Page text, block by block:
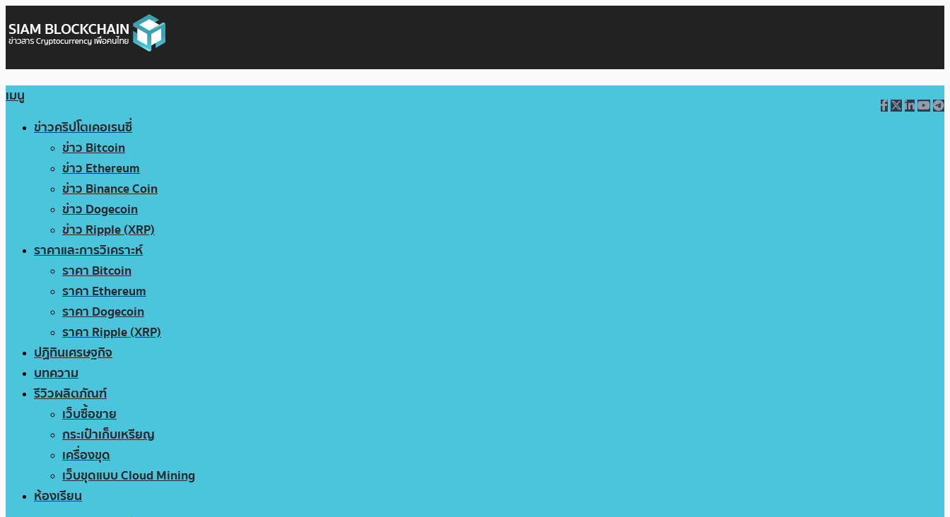
เมนู
ข่าวคริปโตเคอเรนซี่
ข่าว Bitcoin
ข่าว Ethereum
ข่าว Binance Coin
ข่าว Dogecoin
ข่าว Ripple (XRP)
ราคาและการวิเคราะห์
ราคา Bitcoin
ราคา Ethereum
ราคา Dogecoin
ราคา Ripple (XRP)
ปฏิทินเศรษฐกิจ
บทความ
รีวิวผลิตภัณฑ์
เว็บซื้อขาย
กระเป๋าเก็บเหรียญ
เครื่องขุด
เว็บขุดแบบ Cloud Mining
ห้องเรียน